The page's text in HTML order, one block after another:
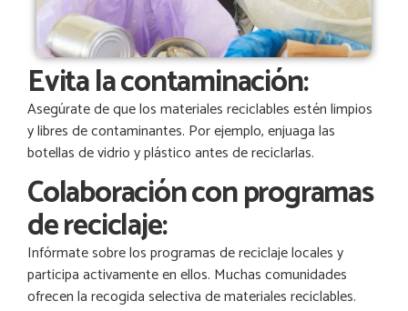
Evita la contaminación:
Asegúrate de que los materiales reciclables estén limpios
y libres de contaminantes. Por ejemplo, enjuaga las
botellas de vidrio y plástico antes de reciclarlas.
Colaboración con programas
de reciclaje:
Infórmate sobre los programas de reciclaje locales y
participa activamente en ellos. Muchas comunidades
ofrecen la recogida selectiva de materiales reciclables.